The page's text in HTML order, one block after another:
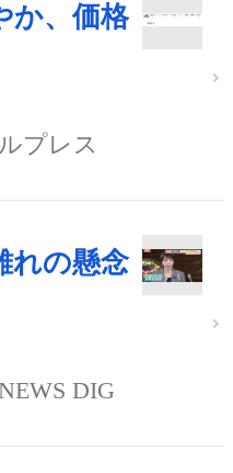
か、価格
プレス
れの懸念
DIG